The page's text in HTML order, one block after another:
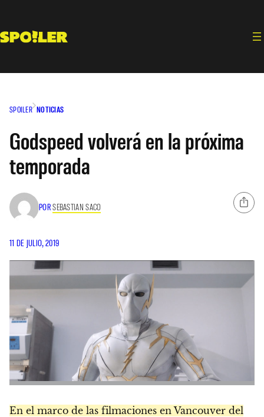
contenido
SPOILER NOTICIAS
Godspeed volverá en la próxima
temporada
PORSEBASTIAN SACO
11 DE JULIO, 2019
En el marco de las filmaciones en Vancouver del